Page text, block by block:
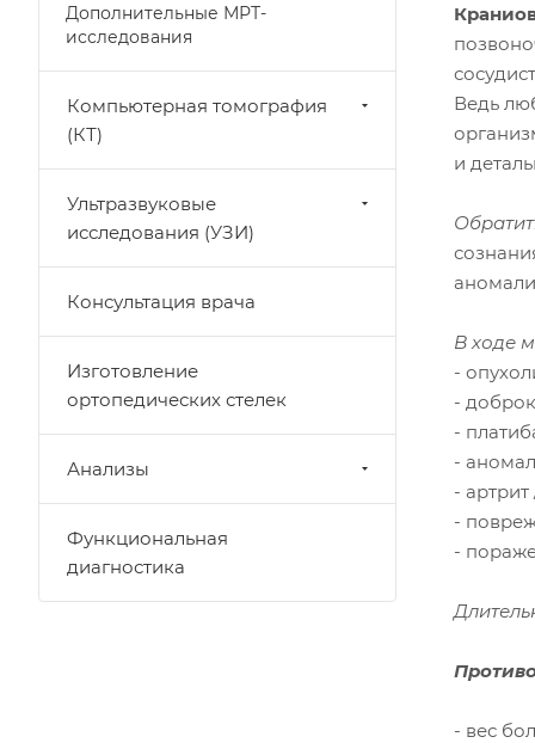
Ведь
и
В ходе
-
-
-
-
-
-
-
- вес
Дополнительные МРТ-
исследования
Компьютерная томография
(КТ)
Ультразвуковые
исследования (УЗИ)
Консультация врача
Изготовление
ортопедических стелек
Анализы
Функциональная
диагностика